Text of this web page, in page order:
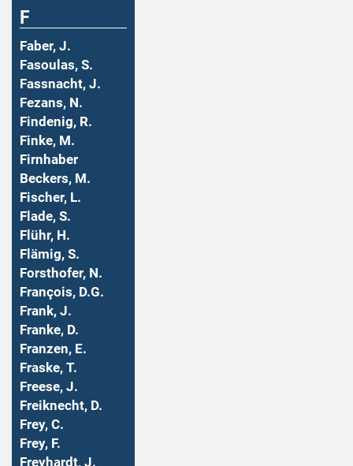
F
Faber, J.
Fasoulas, S.
Fassnacht, J.
Fezans, N.
Findenig, R.
Finke, M.
Firnhaber
Beckers, M.
Fischer, L.
Flade, S.
Flühr, H.
Flämig, S.
Forsthofer, N.
François, D.G.
Frank, J.
Franke, D.
Franzen, E.
Fraske, T.
Freese, J.
Freiknecht, D.
Frey, C.
Frey, F.
Freyhardt, J.